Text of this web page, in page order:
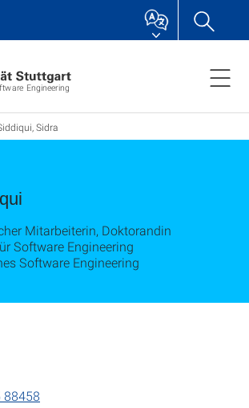
Engineering
Sidra
Mitarbeiterin, Doktorandin
Software Engineering
Software Engineering
88458